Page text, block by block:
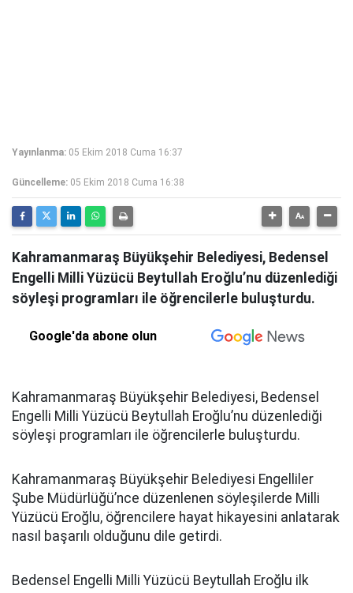
Yayınlanma: 05 Ekim 2018 Cuma 16:37
Güncelleme: 05 Ekim 2018 Cuma 16:38
Kahramanmaraş Büyükşehir Belediyesi, Bedensel
Engelli Milli Yüzücü Beytullah Eroğlu’nu düzenlediği
söyleşi programları ile öğrencilerle buluşturdu.
Google'da abone olun
Kahramanmaraş Büyükşehir Belediyesi, Bedensel
Engelli Milli Yüzücü Beytullah Eroğlu’nu düzenlediği
söyleşi programları ile öğrencilerle buluşturdu.
Kahramanmaraş Büyükşehir Belediyesi Engelliler
Şube Müdürlüğü’nce düzenlenen söyleşilerde Milli
Yüzücü Eroğlu, öğrencilere hayat hikayesini anlatarak
nasıl başarılı olduğunu dile getirdi.
Bedensel Engelli Milli Yüzücü Beytullah Eroğlu ilk